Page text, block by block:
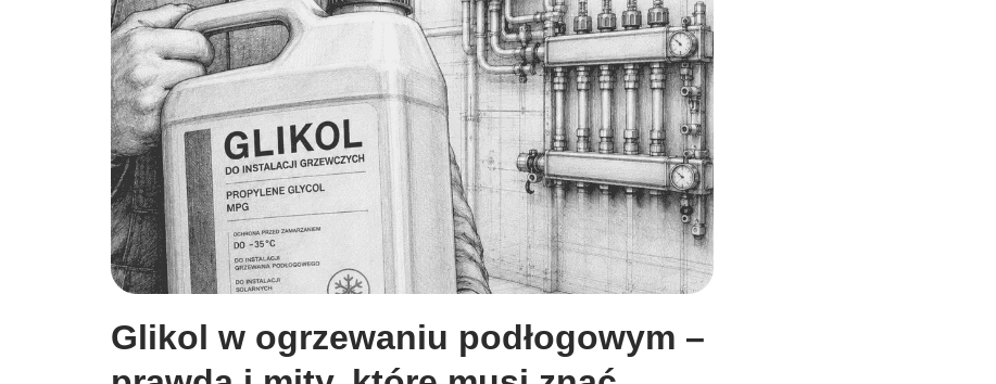
Glikol w ogrzewaniu podłogowym –